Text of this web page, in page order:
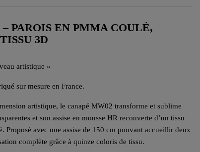
PAROIS EN PMMA COULÉ,
3D
artistique »
sur mesure en France.
artistique, le canapé MW02 transforme et sublime
et son assise en mousse HR recouverte d’un tissu
Proposé avec une assise de 150 cm pouvant accueillir deux
complète grâce à quinze coloris de tissu.